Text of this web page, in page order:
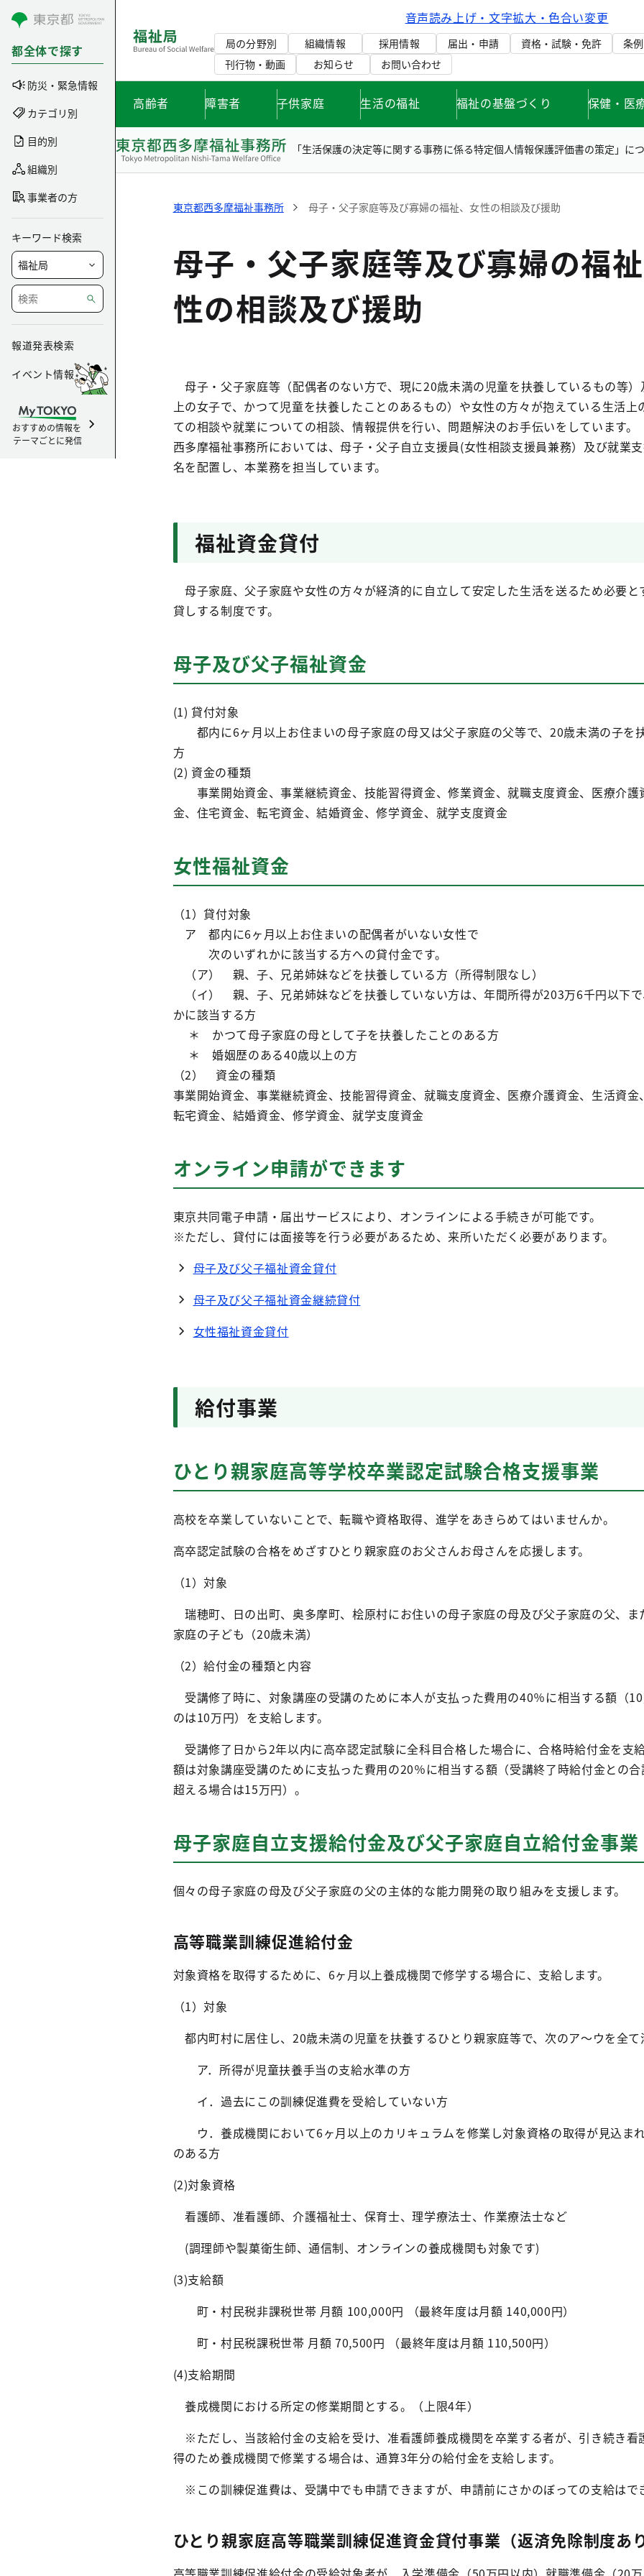
コンテンツにスキップ
都全体で探す
防災・緊急情報
カテゴリ別
目的別
組織別
事業者の方
キーワード検索
報道発表検索
イベント情報
おすすめの情報を
テーマごとに発信
音声読み上げ・文字拡大・色合い変更
局の分野別 組織情報 採用情報 届出・申請 資格・試験・免許 条
刊行物・動画
お知らせ お問い合わせ
高齢者 障害者 子供家庭 生活の福祉 福祉の基盤づくり 保健・医
「生活保護の決定等に関する事務に係る特定個人情報保護評価書の策定」に
東京都西多摩福祉事務所 母子・父子家庭等及び寡婦の福祉、女性の相談及び援助
母子・父子家庭等及び寡婦の福
性の相談及び援助
母子・父子家庭等（配偶者のない方で、現に20歳未満の児童を扶養しているもの等）
上の女子で、かつて児童を扶養したことのあるもの）や女性の方々が抱えている生活上
ての相談や就業についての相談、情報提供を行い、問題解決のお手伝いをしています。
西多摩福祉事務所においては、母子・父子自立支援員(女性相談支援員兼務）及び就業
名を配置し、本業務を担当しています。
福祉資金貸付
母子家庭、父子家庭や女性の方々が経済的に自立して安定した生活を送るため必要と
貸しする制度です。
母子及び父子福祉資金
(1) 貸付対象
都内に6ヶ月以上お住まいの母子家庭の母又は父子家庭の父等で、20歳未満の子を
方
(2) 資金の種類
事業開始資金、事業継続資金、技能習得資金、修業資金、就職支度資金、医療介護
金、住宅資金、転宅資金、結婚資金、修学資金、就学支度資金
女性福祉資金
（1）貸付対象
ア 都内に6ヶ月以上お住まいの配偶者がいない女性で
次のいずれかに該当する方への貸付金です。
（ア） 親、子、兄弟姉妹などを扶養している方（所得制限なし）
（イ） 親、子、兄弟姉妹などを扶養していない方は、年間所得が203万6千円以下
かに該当する方
＊ かつて母子家庭の母として子を扶養したことのある方
＊ 婚姻歴のある40歳以上の方
（2） 資金の種類
事業開始資金、事業継続資金、技能習得資金、就職支度資金、医療介護資金、生活資金
転宅資金、結婚資金、修学資金、就学支度資金
オンライン申請ができます
東京共同電子申請・届出サービスにより、オンラインによる手続きが可能です。
※ただし、貸付には面接等を行う必要があるため、来所いただく必要があります。
母子及び父子福祉資金貸付
母子及び父子福祉資金継続貸付
女性福祉資金貸付
給付事業
ひとり親家庭高等学校卒業認定試験合格支援事業
高校を卒業していないことで、転職や資格取得、進学をあきらめてはいませんか。
高卒認定試験の合格をめざすひとり親家庭のお父さんお母さんを応援します。
（1）対象
瑞穂町、日の出町、奥多摩町、桧原村にお住いの母子家庭の母及び父子家庭の父、ま
家庭の子ども（20歳未満）
（2）給付金の種類と内容
受講修了時に、対象講座の受講のために本人が支払った費用の40％に相当する額（
のは10万円）を支給します。
受講修了日から2年以内に高卒認定試験に全科目合格した場合に、合格時給付金を支
額は対象講座受講のために支払った費用の20％に相当する額（受講終了時給付金との
超える場合は15万円）。
母子家庭自立支援給付金及び父子家庭自立給付金事業
個々の母子家庭の母及び父子家庭の父の主体的な能力開発の取り組みを支援します。
高等職業訓練促進給付金
対象資格を取得するために、6ヶ月以上養成機関で修学する場合に、支給します。
（1）対象
都内町村に居住し、20歳未満の児童を扶養するひとり親家庭等で、次のア～ウを全て
ア．所得が児童扶養手当の支給水準の方
イ．過去にこの訓練促進費を受給していない方
ウ．養成機関において6ヶ月以上のカリキュラムを修業し対象資格の取得が見込ま
のある方
(2)対象資格
看護師、准看護師、介護福祉士、保育士、理学療法士、作業療法士など
(調理師や製菓衛生師、通信制、オンラインの養成機関も対象です)
(3)支給額
町・村民税非課税世帯 月額 100,000円 （最終年度は月額 140,000円）
町・村民税課税世帯 月額 70,500円 （最終年度は月額 110,500円）
(4)支給期間
養成機関における所定の修業期間とする。（上限4年）
※ただし、当該給付金の支給を受け、准看護師養成機関を卒業する者が、引き続き看
得のため養成機関で修業する場合は、通算3年分の給付金を支給します。
※ この訓練促進費は、受講中でも申請できますが、申請前にさかのぼっての支給はで
ひとり親家庭高等職業訓練促進資金貸付事業（返済免除制度あり